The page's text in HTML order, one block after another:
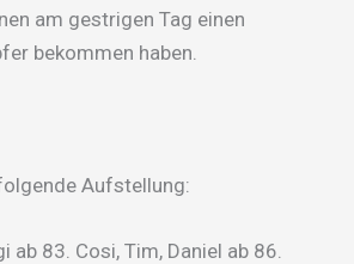
am gestrigen Tag einen
bekommen haben.
Aufstellung:
ab 83. Cosi, Tim, Daniel ab 86.